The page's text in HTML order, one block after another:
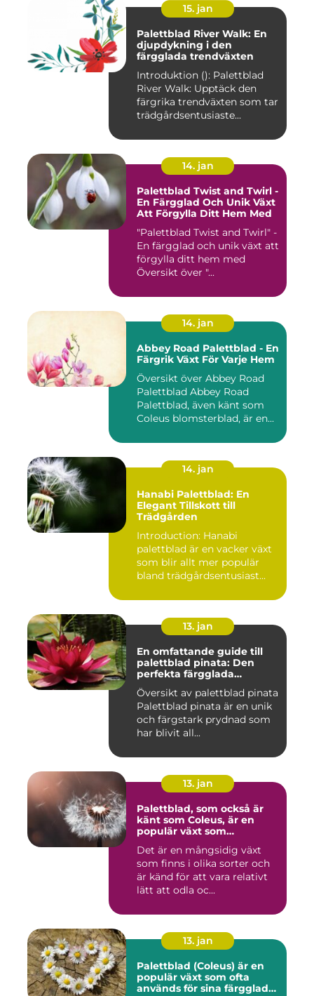
15. jan
Palettblad River Walk: En
djupdykning i den
färgglada trendväxten
Introduktion (): Palettblad
River Walk: Upptäck den
färgrika trendväxten som tar
trädgårdsentusiaste...
14. jan
Palettblad Twist and Twirl -
En Färgglad Och Unik Växt
Att Förgylla Ditt Hem Med
"Palettblad Twist and Twirl" -
En färgglad och unik växt att
förgylla ditt hem med
Översikt över "...
14. jan
Abbey Road Palettblad - En
Färgrik Växt För Varje Hem
Översikt över Abbey Road
Palettblad Abbey Road
Palettblad, även känt som
Coleus blomsterblad, är en...
14. jan
Hanabi Palettblad: En
Elegant Tillskott till
Trädgården
Introduction: Hanabi
palettblad är en vacker växt
som blir allt mer populär
bland trädgårdsentusiast...
13. jan
En omfattande guide till
palettblad pinata: Den
perfekta färgglada
prydnaden för ditt hem
Översikt av palettblad pinata
Palettblad pinata är en unik
och färgstark prydnad som
har blivit all...
13. jan
Palettblad, som också är
känt som Coleus, är en
populär växt som
färgglada och mönstrade
blad
Det är en mångsidig växt
som finns i olika sorter och
är känd för att vara relativt
lätt att odla oc...
13. jan
Palettblad (Coleus) är en
populär växt som ofta
används för sina färgglada